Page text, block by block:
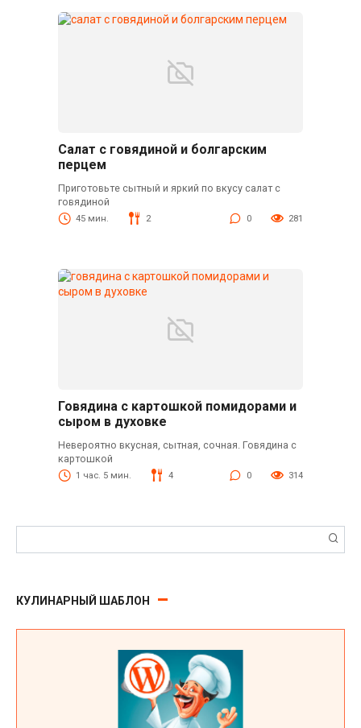
Салат с говядиной и болгарским
перцем
Приготовьте сытный и яркий по вкусу салат с
говядиной
45 мин. 2 0 281
Говядина с картошкой помидорами и
сыром в духовке
Невероятно вкусная, сытная, сочная. Говядина с
картошкой
1 час. 5 мин. 4 0 314
КУЛИНАРНЫЙ ШАБЛОН